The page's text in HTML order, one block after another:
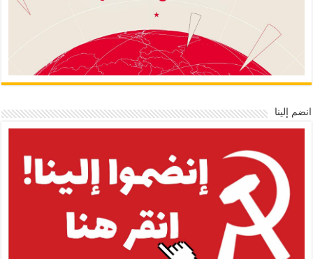
انضم إلينا